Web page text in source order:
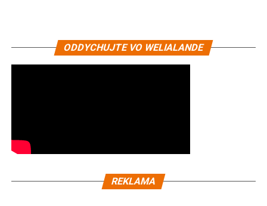
ODDYCHUJTE VO WELIALANDE
REKLAMA